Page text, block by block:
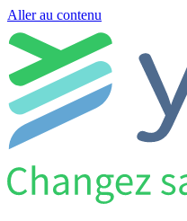
Aller au contenu